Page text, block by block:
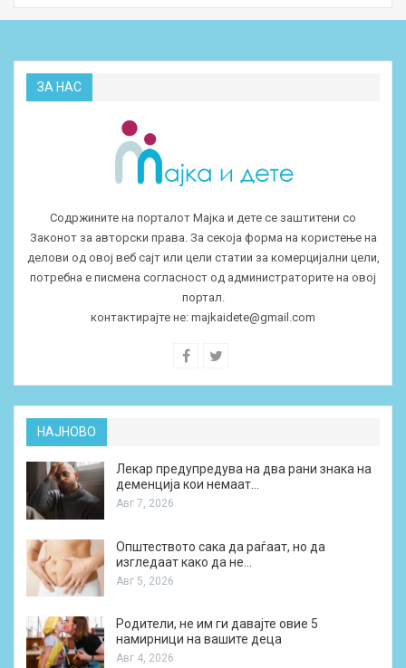
ЗА НАС
Содржините на порталот Мајка и дете се заштитени со
Законот за авторски права. За секоја форма на користење на
делови од овој веб сајт или цели статии за комерцијални цели,
потребна е писмена согласност од администраторите на овој
портал.
контактирајте не: majkaidete@gmail.com
НАЈНОВО
Лекар предупредува на два рани знака на
деменција кои немаат…
Авг 7, 2026
Општеството сака да раѓаат, но да
изгледаат како да не…
Авг 5, 2026
Родители, не им ги давајте овие 5
намирници на вашите деца
Авг 4, 2026